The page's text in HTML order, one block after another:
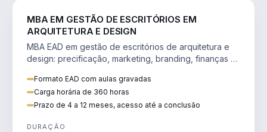
MBA EM GESTÃO DE ESCRITÓRIOS EM
ARQUITETURA E DESIGN
MBA EAD em gestão de escritórios de arquitetura e
design: precificação, marketing, branding, finanças e
Formato EAD com aulas gravadas
Carga horária de 360 horas
Prazo de 4 a 12 meses, acesso até a conclusão
DURAÇÃO